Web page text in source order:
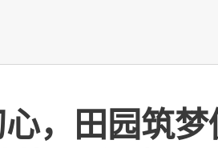
心，田园筑梦